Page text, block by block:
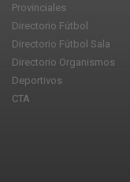
Provinciales
Directorio Fútbol
Directorio Fútbol Sala
Directorio Organismos
Deportivos
CTA